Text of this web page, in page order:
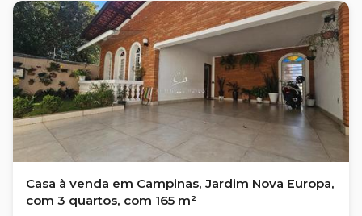
Casa à venda em Campinas, Jardim Nova Europa,
com 3 quartos, com 165 m²